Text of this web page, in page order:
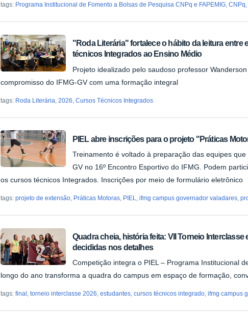
tags: Programa Institucional de Fomento a Bolsas de Pesquisa CNPq e FAPEMIG,CNPq,
"Roda Literária" fortalece o hábito da leitura entre
técnicos Integrados ao Ensino Médio
Projeto idealizado pelo saudoso professor
compromisso do IFMG-GV com uma formação integral
tags: Roda Literária ,2026 ,Cursos Técnicos Integrados
PIEL abre inscrições para o projeto "Práticas
Treinamento é voltado à preparação das equipes
GV no 16º Encontro Esportivo do IFMG. Podem
os cursos técnicos Integrados. Inscrições por meio de formulário eletrônico
tags:projeto de extensão, Práticas Motoras, PIEL,ifmg campus governador valadares,
Quadra cheia, história feita: VII Torneio Interclasse
decididas nos detalhes
Competição integra o PIEL – Programa Institucional
longo do ano transforma a quadra do campus em espaço de formação,
tags:final ,torneio interclasse 2026,estudantes,cursos técnicos integrado,ifmg campus